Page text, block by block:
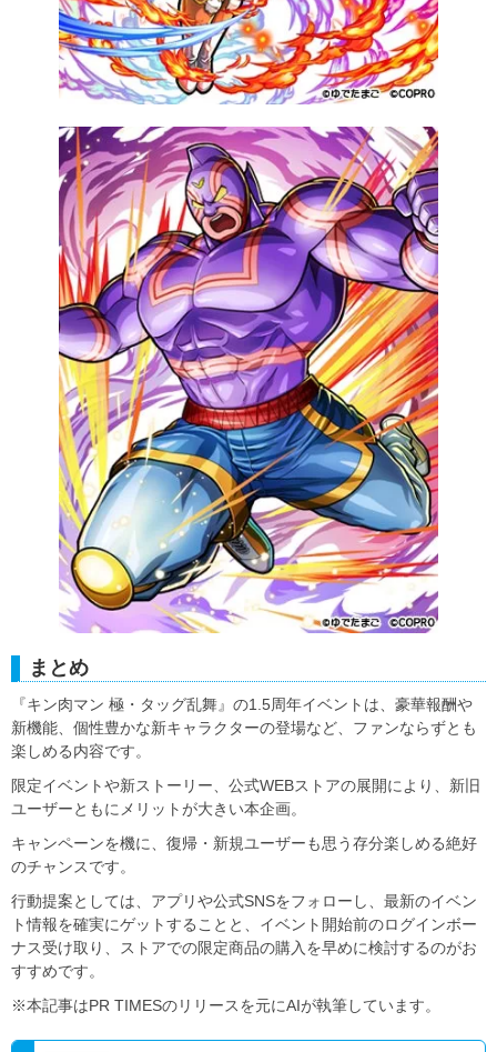
まとめ
『キン肉マン 極・タッグ乱舞』の1.5周年イベントは、豪華報酬や
新機能、個性豊かな新キャラクターの登場など、ファンならずとも
楽しめる内容です。
限定イベントや新ストーリー、公式WEBストアの展開により、新旧
ユーザーともにメリットが大きい本企画。
キャンペーンを機に、復帰・新規ユーザーも思う存分楽しめる絶好
のチャンスです。
行動提案としては、アプリや公式SNSをフォローし、最新のイベン
ト情報を確実にゲットすることと、イベント開始前のログインボー
ナス受け取り、ストアでの限定商品の購入を早めに検討するのがお
すすめです。
※本記事はPR TIMESのリリースを元にAIが執筆しています。